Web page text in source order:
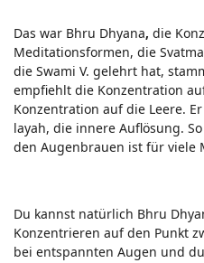
Das war Bhru Dhyana, die
Meditationsformen, die
die Swami V. gelehrt hat,
empfiehlt die Konzentration
Konzentration auf die Leere.
layah, die innere Auflösung.
den Augenbrauen ist für viele
Du kannst natürlich Bhru
Konzentrieren auf den Punkt
bei entspannten Augen und